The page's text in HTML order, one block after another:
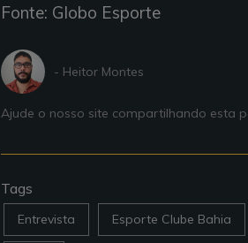
Fonte: Globo Esporte
- Heitor Montes
Ajude o nosso site compartilhando esta
Tags
Entrevista Esporte Clube Bahia